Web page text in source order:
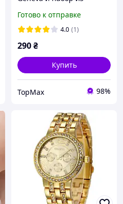
кольца и сережек
Готово к отправке
4.0 (1)
290₴
Купить
TopMax 98%